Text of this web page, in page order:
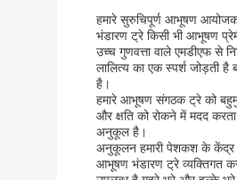
हमारे सुरुचिपूर्ण आभूषण आयोजक
भंडारण ट्रे किसी भी आभूषण
उच्च गुणवत्ता वाले एमडीएफ से
लालित्य का एक स्पर्श जोड़ती
है।
हमारे आभूषण संगठक ट्रे को
और क्षति को रोकने में मदद
अनुकूल है।
अनुकूलन हमारी पेशकश के केंद्र
आभूषण भंडारण ट्रे व्यक्तिगत कर